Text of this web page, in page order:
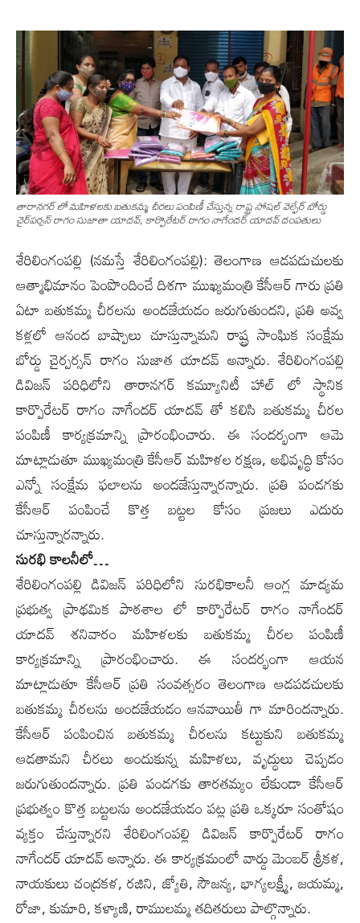
తారాన‌గ‌ర్ లో మ‌హిళ‌ల‌కు బ‌తుక‌మ్మ చీర‌లు పంపిణీ చేస్తున్న రాష్ట్ర సోష‌ల్ వెల్ఫేర్ బోర్డు
చైర్‌ప‌ర్స‌న్ రాగం సుజాతా యాద‌వ్, కార్పొరేట‌ర్ రాగం నాగేంద‌ర్ యాద‌వ్ దంప‌తులు
శేరిలింగంప‌ల్లి (న‌మ‌స్తే శేరిలింగంప‌ల్లి): తెలంగాణ ఆడపడుచులకు
ఆత్మాభిమానం పెంపొందించే దిశగా ముఖ్యమంత్రి కేసీఆర్ గారు ప్రతి
ఏటా బతుకమ్మ చీరలను అందజేయడం జరుగుతుందని, ప్రతి అవ్వ
కళ్లలో ఆనంద బాష్పాలు చూస్తున్నామని రాష్ట్ర సాంఘిక సంక్షేమ
బోర్డు చైర్పర్సన్ రాగం సుజాత యాదవ్ అన్నారు. శేరిలింగంపల్లి
డివిజన్ పరిధిలోని తారానగర్ కమ్యూనిటీ హాల్ లో‌ స్థానిక
కార్పొరేటర్ రాగం నాగేందర్ యాదవ్ తో కలిసి బ‌తుక‌మ్మ చీర‌ల
పంపిణీ కార్య‌క్ర‌మాన్ని ప్రారంభించారు. ఈ సంద‌ర్భంగా ఆమె
మాట్లాడుతూ ముఖ్యమంత్రి కేసీఆర్ మహిళల రక్షణ‌, అభివృద్ధి కోసం
ఎన్నో సంక్షేమ ఫలాలను అందజేస్తున్నారన్నారు. ప్రతి పండగకు
కేసీఆర్ పంపించే కొత్త బట్టల కోసం ప్ర‌జ‌లు ఎదురు
చూస్తున్నారన్నారు.
సుర‌భి కాల‌నీలో…
శేరిలింగంపల్లి డివిజన్ పరిధిలోని సురభికాలనీ ఆంగ్ల మాద్యమ
ప్రభుత్వ ప్రాథమిక పాఠశాల లో కార్పొరేటర్ రాగం నాగేందర్
యాదవ్ శనివారం మహిళలకు బతుకమ్మ చీరల పంపిణీ
కార్యక్రమాన్ని ప్రారంభించారు. ఈ సంద‌ర్భంగా ఆయ‌న
మాట్లాడుతూ కేసీఆర్ ప్రతి సంవత్సరం తెలంగాణ ఆడపడచులకు
బతుకమ్మ చీరలను అందజేయడం ఆనవాయితీ గా మారిందన్నారు.
కేసీఆర్ పంపించిన బతుకమ్మ చీరలను కట్టుకుని బతుకమ్మ
ఆడతామని చీరలు అందుకున్న మహిళలు, వృద్ధులు చెప్పడం
జరుగుతుందన్నారు. ప్రతి పండగకు తారతమ్యం లేకుండా కేసీఆర్
ప్రభుత్వం కొత్త బట్టలను అందజేయడం పట్ల ప్రతి ఒక్కరూ సంతోషం
వ్యక్తం చేస్తున్నారని శేరిలింగంపల్లి డివిజన్ కార్పొరేటర్ రాగం
నాగేందర్ యాదవ్ అన్నారు. ఈ కార్యక్రమంలో వార్డు మెంబర్ శ్రీకళ,
నాయకులు చంద్రకళ, రజిని, జ్యోతి, సౌజన్య, భాగ్యలక్ష్మీ, జయమ్మ,
రోజా, కుమారి, కళ్యాణి, రాములమ్మ తదితరులు పాల్గొన్నారు.